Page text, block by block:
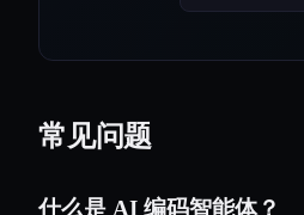
常见问题
什么是 AI 编码智能体？